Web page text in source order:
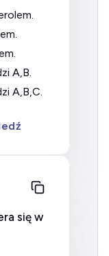
A,B.
A,B,C.
się w